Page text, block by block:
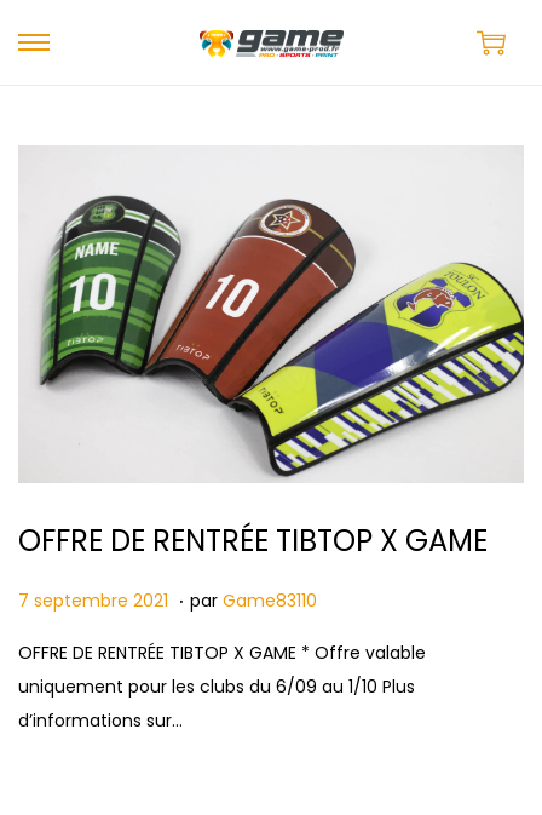
OFFRE DE RENTRÉE TIBTOP X GAME
Publié le
7 septembre 2021 7
e
p
t
. par Game83110
OFFRE DE RENTRÉE TIBTOP X GAME * Offre valable
uniquement pour les clubs du 6/09 au 1/10 Plus
d’informations sur…